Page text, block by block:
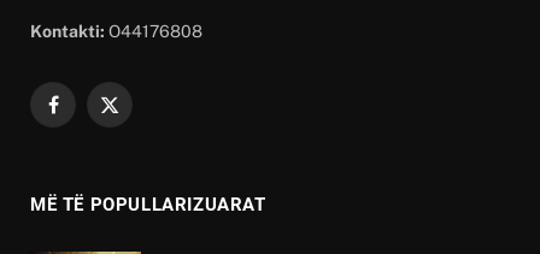
Kontakti: O44176808
Facebook
X
MË TË POPULLARIZUARAT